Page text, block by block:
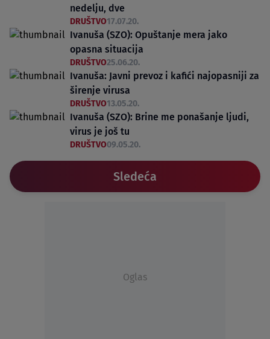
nedelju, dve
DRUŠTVO17.07.20.
Ivanuša (SZO): Opuštanje mera jako
opasna situacija
DRUŠTVO25.06.20.
Ivanuša: Javni prevoz i kafići najopasniji za
širenje virusa
DRUŠTVO13.05.20.
Ivanuša (SZO): Brine me ponašanje ljudi,
virus je još tu
DRUŠTVO09.05.20.
Sledeća
Oglas